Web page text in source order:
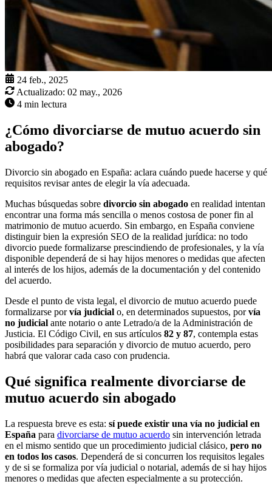
24 feb., 2025
Actualizado: 02 may., 2026
4 min lectura
¿Cómo divorciarse de mutuo acuerdo sin
abogado?
Divorcio sin abogado en España: aclara cuándo puede hacerse y qué
requisitos revisar antes de elegir la vía adecuada.
Muchas búsquedas sobre divorcio sin abogado en realidad intentan
encontrar una forma más sencilla o menos costosa de poner fin al
matrimonio de mutuo acuerdo. Sin embargo, en España conviene
distinguir bien la expresión SEO de la realidad jurídica: no todo
divorcio puede formalizarse prescindiendo de profesionales, y la vía
disponible dependerá de si hay hijos menores o medidas que afecten
al interés de los hijos, además de la documentación y del contenido
del acuerdo.
Desde el punto de vista legal, el divorcio de mutuo acuerdo puede
formalizarse porvía judicial o, en determinados supuestos, porvía
no judicial ante notario o ante Letrado/a de la Administración de
Justicia. El Código Civil, en sus artículos 82 y 87, contempla estas
posibilidades para separación y divorcio de mutuo acuerdo, pero
habrá que valorar cada caso con prudencia.
Qué significa realmente divorciarse de
mutuo acuerdo sin abogado
La respuesta breve es esta: sí puede existir una vía no judicial en
España para divorciarse de mutuo acuerdo sin intervención letrada
en el mismo sentido que un procedimiento judicial clásico, pero no
en todos los casos. Dependerá de si concurren los requisitos legales
y de si se formaliza por vía judicial o notarial, además de si hay hijos
menores o medidas que afecten especialmente a su protección.